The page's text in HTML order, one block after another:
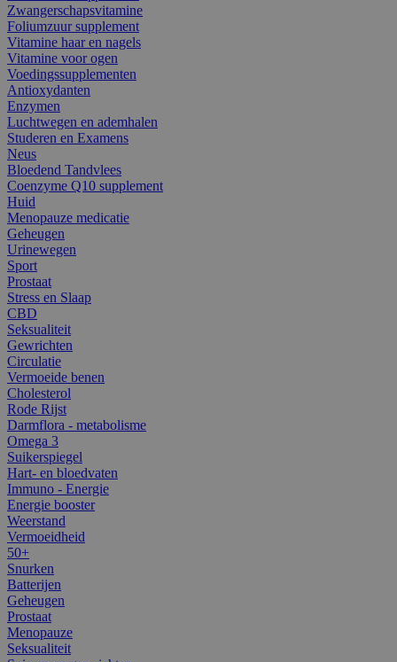
Zwangerschapsvitamine
Foliumzuur supplement
Vitamine haar en nagels
Vitamine voor ogen
Voedingssupplementen
Antioxydanten
Enzymen
Luchtwegen en ademhalen
Studeren en Examens
Neus
Bloedend Tandvlees
Coenzyme Q10 supplement
Huid
Menopauze medicatie
Geheugen
Urinewegen
Sport
Prostaat
Stress en Slaap
CBD
Seksualiteit
Gewrichten
Circulatie
Vermoeide benen
Cholesterol
Rode Rijst
Darmflora - metabolisme
Omega 3
Suikerspiegel
Hart- en bloedvaten
Immuno - Energie
Energie booster
Weerstand
Vermoeidheid
50+
Snurken
Batterijen
Geheugen
Prostaat
Menopauze
Seksualiteit